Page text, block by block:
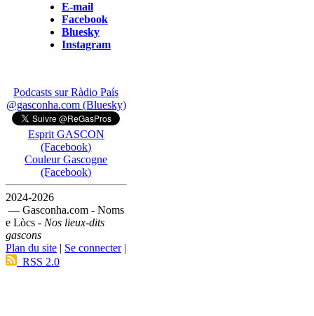
E-mail
Facebook
Bluesky
Instagram
Podcasts sur Ràdio País
@gasconha.com (Bluesky)
Esprit GASCON
(Facebook)
Couleur Gascogne
(Facebook)
2024-2026
— Gasconha.com - Noms
e Lòcs - Nos lieux-dits
gascons
Plan du site | Se connecter|
RSS 2.0